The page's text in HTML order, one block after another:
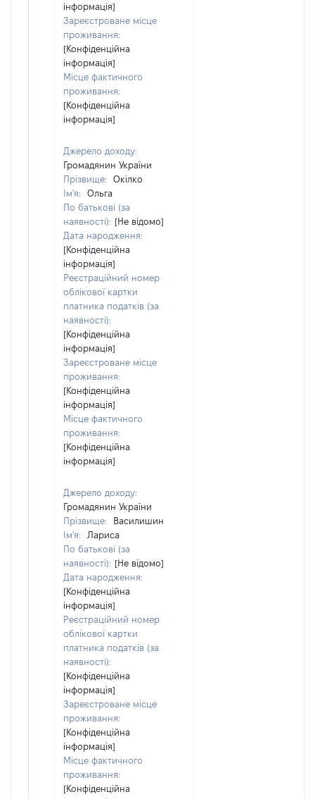
інформація]
Зареєстроване місце
проживання:
[Конфіденційна
інформація]
Місце фактичного
проживання:
[Конфіденційна
інформація]
Джерело доходу:
Громадянин України
Прізвище:
Окілко
Ім'я:
Ольга
По батькові (за
наявності): [Не відомо]
Дата народження:
[Конфіденційна
інформація]
Реєстраційний номер
облікової картки
платника податків (за
наявності):
[Конфіденційна
інформація]
Зареєстроване місце
проживання:
[Конфіденційна
інформація]
Місце фактичного
проживання:
[Конфіденційна
інформація]
Джерело доходу:
Громадянин України
Прізвище:
Василишин
Ім'я:
Лариса
По батькові (за
наявності): [Не відомо]
Дата народження:
[Конфіденційна
інформація]
Реєстраційний номер
облікової картки
платника податків (за
наявності):
[Конфіденційна
інформація]
Зареєстроване місце
проживання:
[Конфіденційна
інформація]
Місце фактичного
проживання:
[Конфіденційна